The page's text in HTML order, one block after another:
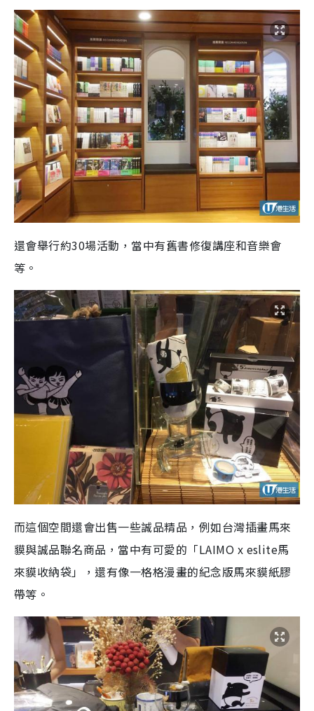
還會舉行約30場活動，當中有舊書修復講座和音樂會
等。
而這個空間還會出售一些誠品精品，例如台灣插畫馬來
貘與誠品聯名商品，當中有可愛的「LAIMO x eslite馬
來貘收納袋」，還有像一格格漫畫的紀念版馬來貘紙膠
帶等。